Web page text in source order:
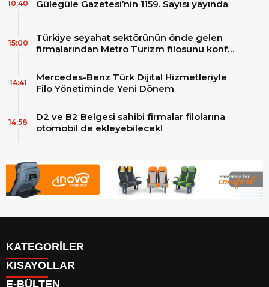
Gülegüle Gazetesi’nin 1159. Sayısı yayında
10:40
Türkiye seyahat sektörünün önde gelen
firmalarından Metro Turizm filosunu konfor
MAN Skyliner ile güçlendirdi!
15:00
Mercedes-Benz Türk Dijital Hizmetleriyle
Filo Yönetiminde Yeni Dönem
14:41
D2 ve B2 Belgesi sahibi firmalar filolarına
otomobil de ekleyebilecek!
14:58
KATEGORİLER
Reklam
KISAYOLLAR
E-BÜLTEN